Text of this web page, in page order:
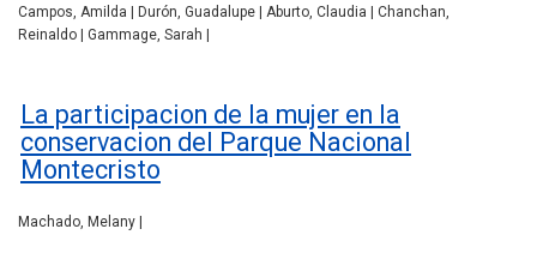
Campos, Amilda | Durón, Guadalupe | Aburto, Claudia | Chanchan,
Reinaldo | Gammage, Sarah |
La participacion de la mujer en la
conservacion del Parque Nacional
Montecristo
Machado, Melany |